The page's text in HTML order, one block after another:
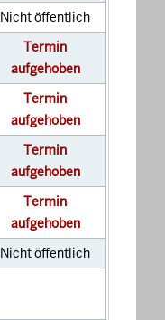
Nicht öffentlich
Termin
aufgehoben
Termin
aufgehoben
Termin
aufgehoben
Termin
aufgehoben
Nicht öffentlich